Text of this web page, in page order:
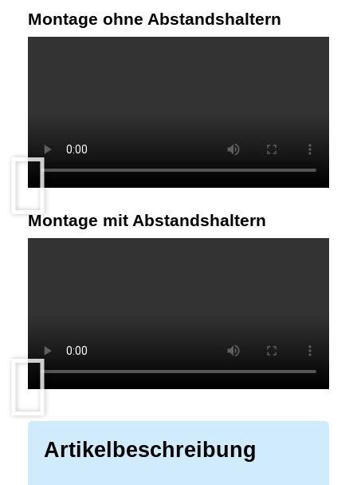
Montage ohne Abstandshaltern
Montage mit Abstandshaltern
Artikelbeschreibung